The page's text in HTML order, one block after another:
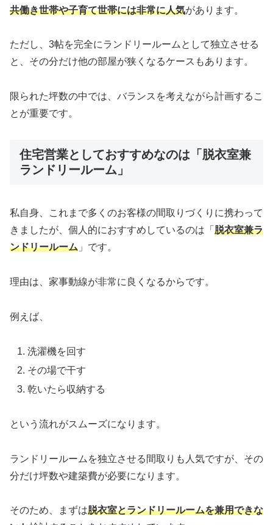
共働き世帯や子育て世帯には非常に人気があります。
ただし、3帖を完全にランドリールームとして独立させる
と、その分だけ他の部屋が狭くなるケースもあります。
限られた坪数の中では、バランスを考えながら計画するこ
とが重要です。
住宅営業としておすすめなのは「脱衣室兼
ランドリールーム」
私自身、これまで多くのお客様の間取りづくりに携わって
きましたが、個人的におすすめしているのは「 脱衣室兼ラ
ンドリールーム 」です。
理由は、家事動線が非常に良くなるからです。
例えば、
洗濯機を回す
その場で干す
乾いたら収納する
という流れがスムーズになります。
ランドリールームを独立させる間取りも人気ですが、その
分だけ坪数や建築費が必要になります。
そのため、まずは脱衣室とランドリールームを兼用できな